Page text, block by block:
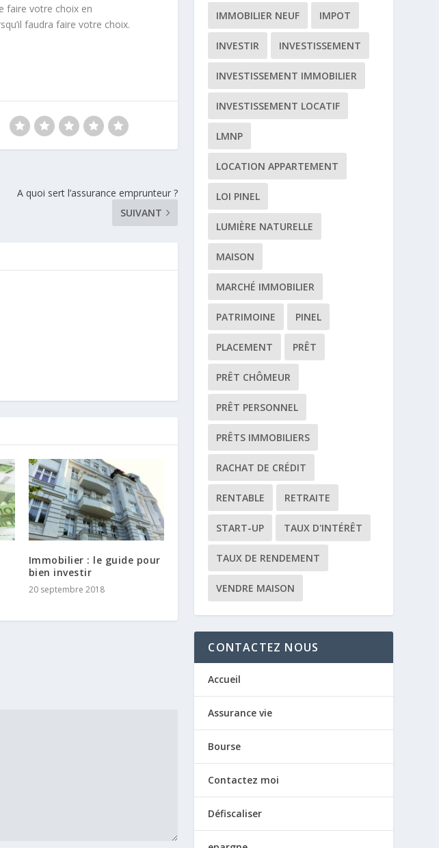
faire votre choix en
faudra faire votre choix.
A quoi sert l’assurance emprunteur ?
SUIVANT
Immobilier : le guide pour
bien investir
20 septembre 2018
IMMOBILIER NEUF IMPOT
INVESTIR INVESTISSEMENT
INVESTISSEMENT IMMOBILIER
INVESTISSEMENT LOCATIF
LMNP
LOCATION APPARTEMENT
LOI PINEL
LUMIÈRE NATURELLE
MAISON
MARCHÉ IMMOBILIER
PATRIMOINE PINEL
PLACEMENT PRÊT
PRÊT CHÔMEUR
PRÊT PERSONNEL
PRÊTS IMMOBILIERS
RACHAT DE CRÉDIT
RENTABLE RETRAITE
START-UP TAUX D'INTÉRÊT
TAUX DE RENDEMENT
VENDRE MAISON
CONTACTEZ NOUS
Accueil
Assurance vie
Bourse
Contactez moi
Défiscaliser